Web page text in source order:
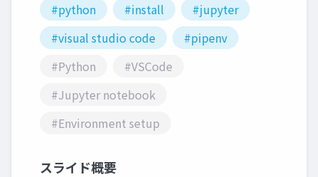
#python #install
#jupyter
#visual studio code
#pipenv
#Python
#VSCode
#Jupyter notebook
#Environment setup
スライド概要